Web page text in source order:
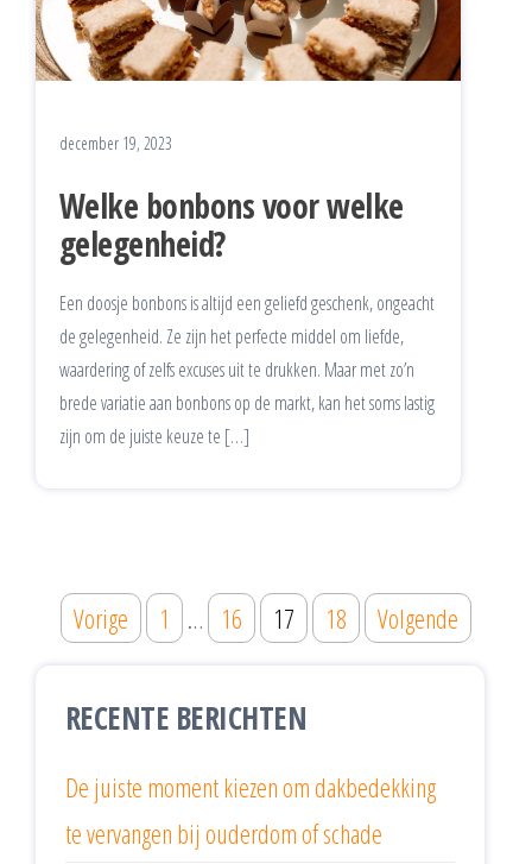
december 19, 2023
Welke bonbons voor welke
gelegenheid?
Een doosje bonbons is altijd een geliefd geschenk, ongeacht
de gelegenheid. Ze zijn het perfecte middel om liefde,
waardering of zelfs excuses uit te drukken. Maar met zo’n
brede variatie aan bonbons op de markt, kan het soms lastig
zijn om de juiste keuze te […]
Vorige 1 … 16 17 18 Volgende
RECENTE BERICHTEN
De juiste moment kiezen om dakbedekking
te vervangen bij ouderdom of schade